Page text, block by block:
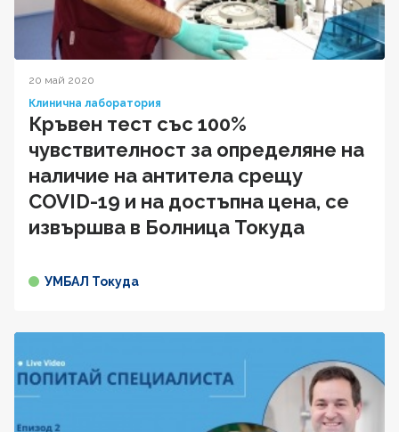
20 май 2020
Клинична лаборатория
Кръвен тест със 100%
чувствителност за определяне на
наличие на антитела срещу
COVID-19 и на достъпна цена, се
извършва в Болница Токуда
УМБАЛ Токуда